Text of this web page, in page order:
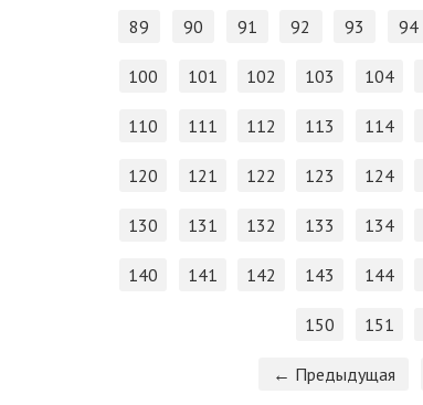
89 90 91 92 93 94
100 101 102 103 104
110 111 112 113 114
120 121 122 123 124
130 131 132 133 134
140 141 142 143 144
150 151
← Предыдущая